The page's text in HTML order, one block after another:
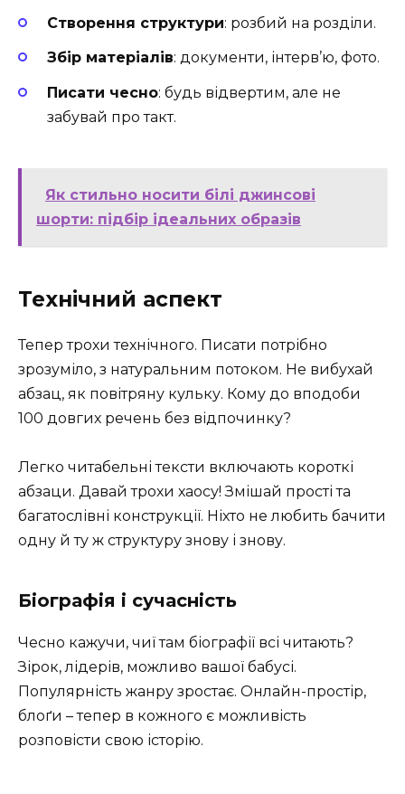
Створення структури: розбий на розділи.
Збір матеріалів: документи, інтерв’ю, фото.
Писати чесно: будь відвертим, але не
забувай про такт.
Як стильно носити білі джинсові
шорти: підбір ідеальних образів
Технічний аспект
Тепер трохи технічного. Писати потрібно
зрозуміло, з натуральним потоком. Не вибухай
абзац, як повітряну кульку. Кому до вподоби
100 довгих речень без відпочинку?
Легко читабельні тексти включають короткі
абзаци. Давай трохи хаосу! Змішай прості та
багатослівні конструкції. Ніхто не любить бачити
одну й ту ж структуру знову і знову.
Біографія і сучасність
Чесно кажучи, чиї там біографії всі читають?
Зірок, лідерів, можливо вашої бабусі.
Популярність жанру зростає. Онлайн-простір,
блоґи – тепер в кожного є можливість
розповісти свою історію.